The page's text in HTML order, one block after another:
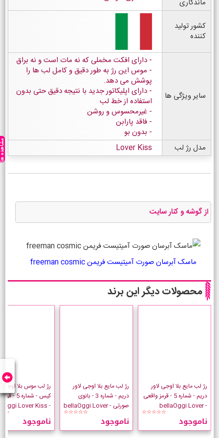
ماندگاری
کشور تولید
کننده
سایر ویژگی ها
- دارای افکت مخملی که نه مات است و نه براق
- موس این رژ به طور دقیق و کامل لب ها را
پوشش می دهد.
- دارای اپلیکاتور جدید با نتیجه دقیق حتی بدون
استفاده از خط لب
- غیرمحسوس و روشن
- فاقد پارابن
- بدون بو
مدل رژ لب
Lover Kiss
از گوشه و کنار سایت
ماسک آبرسان صورت آمیتیست فریمن freeman cosmic
محصولات دیگر این برند
رژ لب مایع بلا اوجی لاور
دریم - شماره 5 - قرمز واقعی
- bellaOggi Lover
☆☆☆☆☆
ناموجود
رژ لب مایع بلا اوجی لاور
دریم - شماره 3 - بانوی
صورتی - bellaOggi Lover
☆☆☆☆☆
ناموجود
رژ لب موس بلا اوجی
کیس - شماره
- bellaOggi Lover Kiss
ناموجود